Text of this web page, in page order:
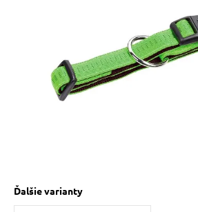
vitamíny
Ďalšie varianty